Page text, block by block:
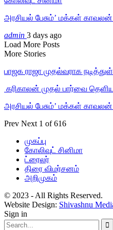
அரசியல் பேசும்’ மக்கள்
admin 3 days ago
Load More Posts
More Stories
பாஜக ராஜா முதல்வராக
கரிகாலன் முதல் பார்வை
அரசியல் பேசும்’ மக்கள்
Prev Next 1 of 616
முகப்பு
கோலிவுட் சினிமா
ட்ரைலர்
திரை விமர்சனம்
அறிமுகம்
© 2023 - All Rights Reserved.
Website Design: Shivashnu
Sign in